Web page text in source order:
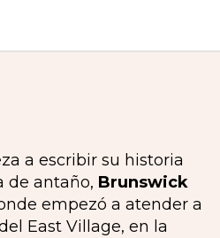
a escribir su historia
de antaño, Brunswick
empezó a atender a
East Village, en la